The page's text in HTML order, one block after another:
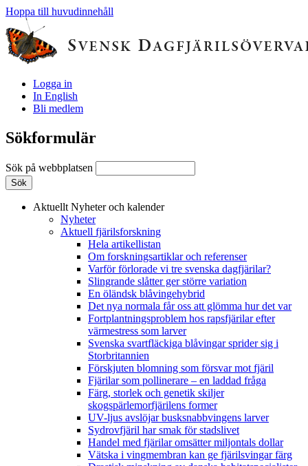
Hoppa till huvudinnehåll
Logga in
In English
Bli medlem
Sökformulär
Sök på webbplatsen
Aktuellt Nyheter och kalender
Nyheter
Aktuell fjärilsforskning
Hela artikellistan
Om forskningsartiklar och referenser
Varför förlorade vi tre svenska dagfjärilar?
Slingrande slåtter ger större variation
En öländsk blåvingehybrid
Det nya normala får oss att glömma hur det var
Fortplantningsproblem hos rapsfjärilar efter
värmestress som larver
Svenska svartfläckiga blåvingar sprider sig i
Storbritannien
Förskjuten blomning som försvar mot fjäril
Fjärilar som pollinerare – en laddad fråga
Färg, storlek och genetik skiljer
skogspärlemorfjärilens former
UV-ljus avslöjar busksnabbvingens larver
Sydrovfjäril har smak för stadslivet
Handel med fjärilar omsätter miljontals dollar
Vätska i vingmembran kan ge fjärilsvingar färg